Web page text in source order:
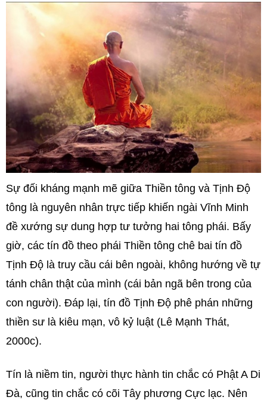
Sự đối kháng mạnh mẽ giữa Thiền tông và Tịnh Độ
tông là nguyên nhân trực tiếp khiến ngài Vĩnh Minh
đề xướng sự dung hợp tư tưởng hai tông phái. Bấy
giờ, các tín đồ theo phái Thiền tông chê bai tín đồ
Tịnh Độ là truy cầu cái bên ngoài, không hướng về tự
tánh chân thật của mình (cái bản ngã bên trong của
con người). Đáp lại, tín đồ Tịnh Độ phê phán những
thiền sư là kiêu mạn, vô kỷ luật (Lê Mạnh Thát,
2000c).
Tín là niềm tin, người thực hành tin chắc có Phật A Di
Đà, cũng tin chắc có cõi Tây phương Cực lạc. Nên